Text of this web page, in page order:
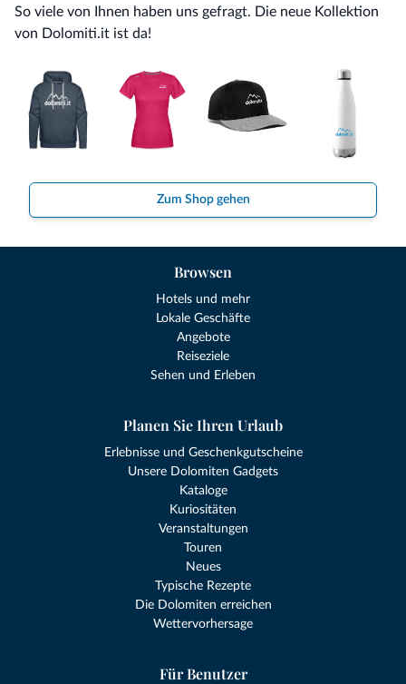
So viele von Ihnen haben uns gefragt. Die neue Kollektion
von Dolomiti.it ist da!
Zum Shop gehen
Browsen
Hotels und mehr
Lokale Geschäfte
Angebote
Reiseziele
Sehen und Erleben
Planen Sie Ihren Urlaub
Erlebnisse und Geschenkgutscheine
Unsere Dolomiten Gadgets
Kataloge
Kuriositäten
Veranstaltungen
Touren
Neues
Typische Rezepte
Die Dolomiten erreichen
Wettervorhersage
Für Benutzer